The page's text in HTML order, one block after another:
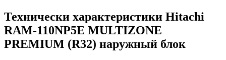
Технически характеристики Hitachi
RAM-110NP5E MULTIZONE
PREMIUM (R32) наружный блок